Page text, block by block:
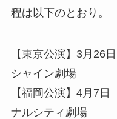
程は以下のとおり。
【東京公演】3月26
シャイン劇場
【福岡公演】4月7
ナルシティ劇場